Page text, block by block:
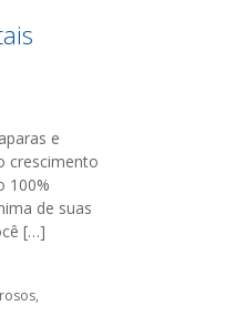
e
crescimento
100%
de suas
[…]